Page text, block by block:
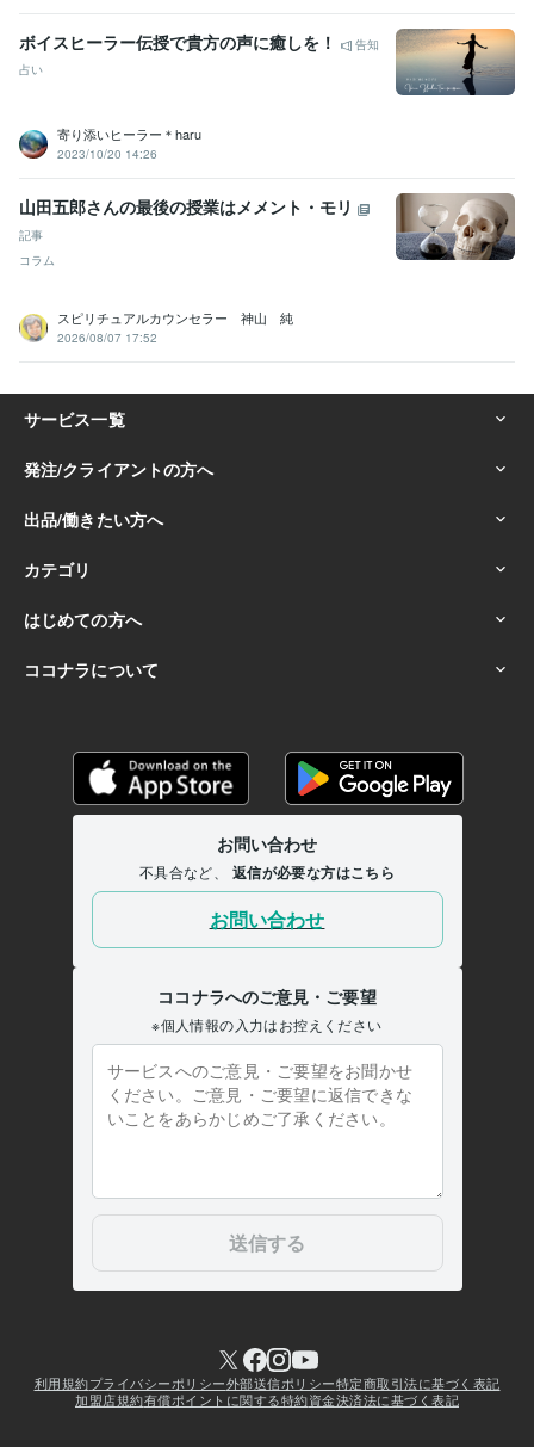
ボイスヒーラー伝授で貴方の声に癒しを！
告知
占い
寄り添いヒーラー＊haru
2023/10/20 14:26
山田五郎さんの最後の授業はメメント・モリ
記事
コラム
スピリチュアルカウンセラー 神山 純
2026/08/07 17:52